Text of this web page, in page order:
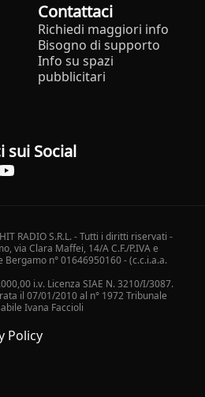
Contattaci
Richiedi maggiori info
Bisogno di supporto
Info su spazi
pubblicitari
sui Social
RADIO S.R.L. - Tutti i diritti riservati -
via Clara Maffei, 14/A C.F./P.IVA e
n° 01646950160 - (c.c.i.a.a.
i.v. Licenza SIAE N. 3210/I/3087.
il 07/01/2010 al n° 1972 Tribunale
Ivana Faccioli
Policy